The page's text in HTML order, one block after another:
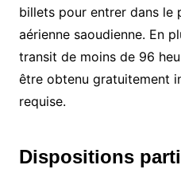
billets pour entrer dans le
aérienne saoudienne. En
transit de moins de 96
être obtenu gratuitement
requise.
Dispositions